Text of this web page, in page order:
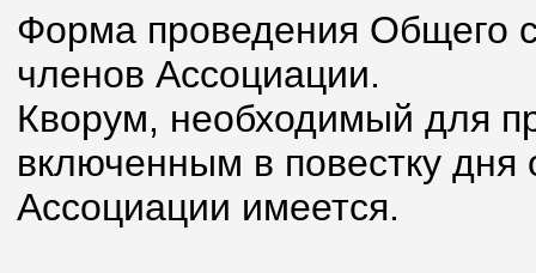
Форма проведения Общего
членов Ассоциации.
Кворум, необходимый для
включенным в повестку дня
Ассоциации имеется.